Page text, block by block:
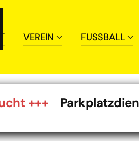
VEREIN FUSSBALL
+++